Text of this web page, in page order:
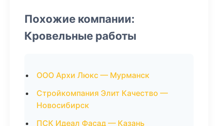
Похожие компании:
Кровельные работы
ООО Архи Люкс — Мурманск
Стройкомпания Элит Качество —
Новосибирск
ПСК Идеал Фасад — Казань